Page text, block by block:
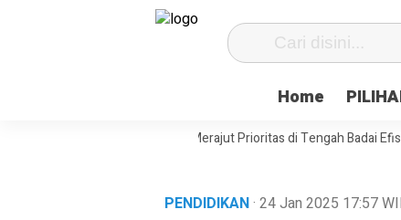
Home
Desa Paenre Lompoe Merajut Prioritas di Tengah Badai Efisiensi
PENDIDIKAN· 24 Jan 2025 17:57